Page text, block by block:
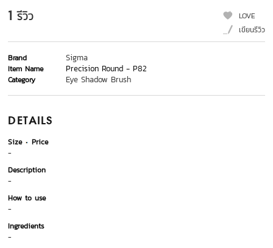
1 รีวิว
LOVE
เขียนรีวิว
Brand Sigma
Item Name Precision Round - P82
Category Eye Shadow Brush
DETAILS
Size
Price
-
Description
-
How to use
-
Ingredients
-